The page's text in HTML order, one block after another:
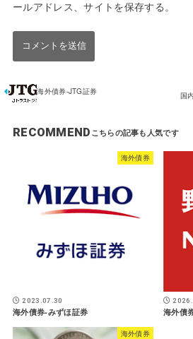
ールアドレス、サイトを保存する。
海外債券-JTG証券 国
RECOMMEND
海外債券
2023.07.30
海外債券-みずほ証券 海外債
海外債券